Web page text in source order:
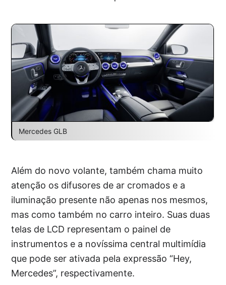
Mercedes GLB
Além do novo volante, também chama muito
atenção os difusores de ar cromados e a
iluminação presente não apenas nos mesmos,
mas como também no carro inteiro. Suas duas
telas de LCD representam o painel de
instrumentos e a novíssima central multimídia
que pode ser ativada pela expressão “Hey,
Mercedes”, respectivamente.